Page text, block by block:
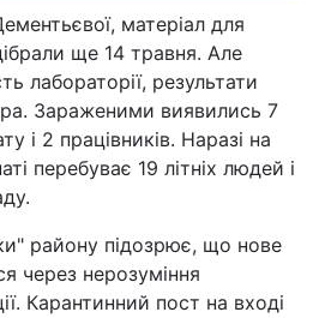
матеріал для
ще 14 травня. Але
лабораторії, результати
Зараженими виявились 7
і 2 працівників. Наразі на
перебуває 19 літніх людей і
району підозрює, що нове
через нерозуміння
Карантинний пост на вході